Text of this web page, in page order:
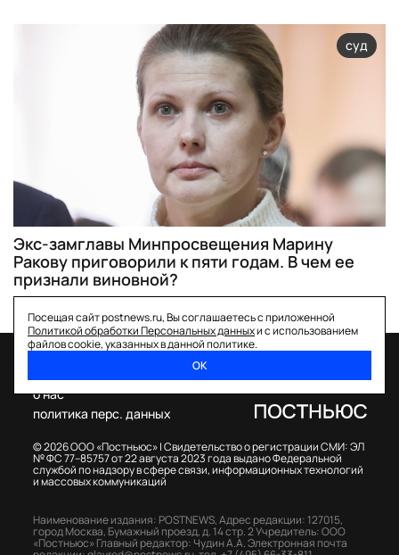
суд
Экс-замглавы Минпросвещения Марину
Ракову приговорили к пяти годам. В чем ее
признали виновной?
Посещая сайт postnews.ru, Вы соглашаетесь с приложенной
Политикой обработки Персональных данныхи с использованием
файлов cookie, указанных в данной политике.
ОК
© 2026 ООО «Постньюс» |Свидетельство о регистрации СМИ: ЭЛ
№ ФС 77–85757 от 22 августа 2023 года выдано Федеральной
службой по надзору в сфере связи, информационных технологий
и массовых коммуникаций
о нас
политика перс. данных
Наименование издания: POSTNEWS,Адрес редакции: 127015,
город Москва, Бумажный проезд, д. 14 стр. 2Учредитель: ООО
«Постньюс» Главный редактор: Чудин А.А.Электронная почта